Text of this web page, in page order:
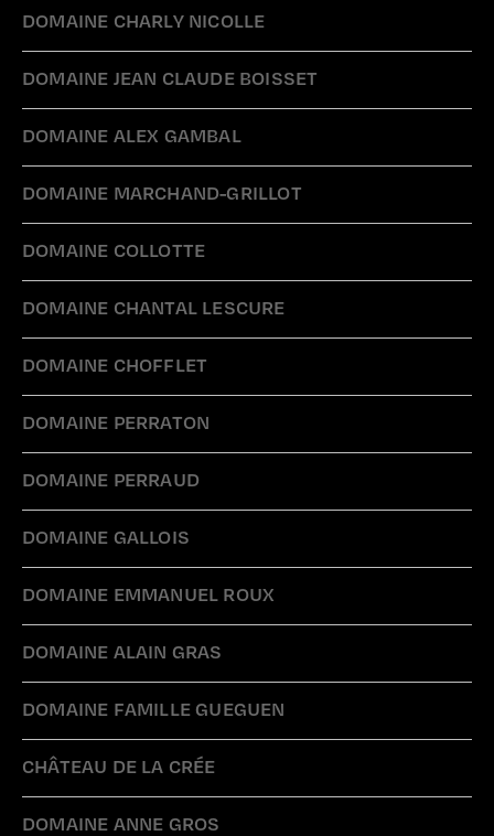
DOMAINE CHARLY NICOLLE
DOMAINE JEAN CLAUDE BOISSET
DOMAINE ALEX GAMBAL
DOMAINE MARCHAND-GRILLOT
DOMAINE COLLOTTE
DOMAINE CHANTAL LESCURE
DOMAINE CHOFFLET
DOMAINE PERRATON
DOMAINE PERRAUD
DOMAINE GALLOIS
DOMAINE EMMANUEL ROUX
DOMAINE ALAIN GRAS
DOMAINE FAMILLE GUEGUEN
CHÂTEAU DE LA CRÉE
DOMAINE ANNE GROS